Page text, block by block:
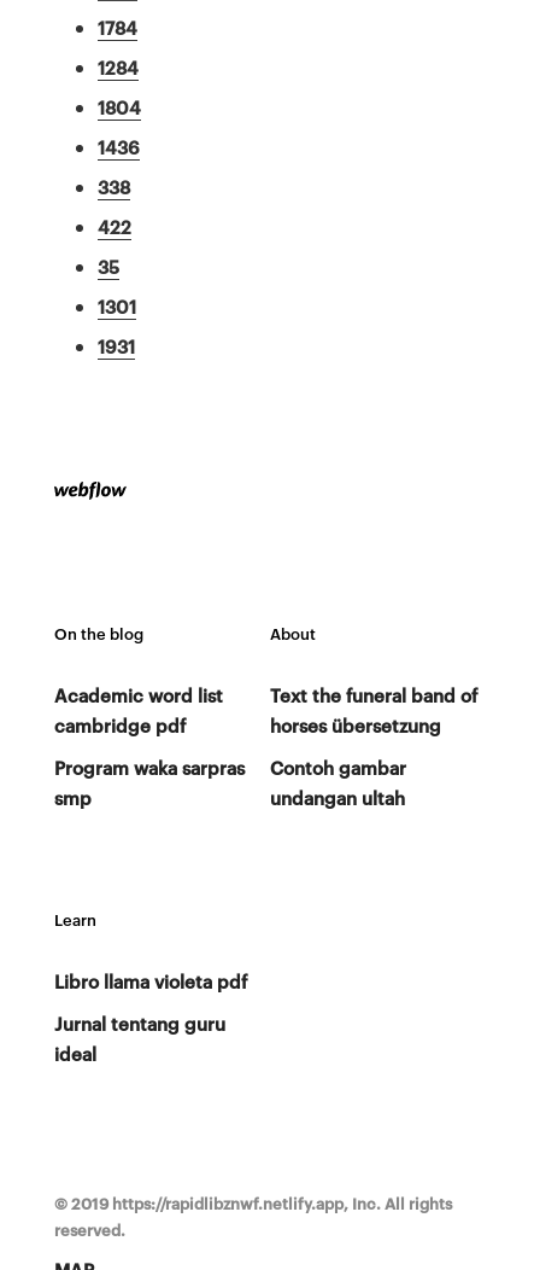
1784
1284
1804
1436
338
422
35
1301
1931
On the blog
Academic word list
cambridge pdf
Program waka sarpras
smp
About
Text the funeral band of
horses übersetzung
Contoh gambar
undangan ultah
Learn
Libro llama violeta pdf
Jurnal tentang guru
ideal
© 2019 https://rapidlibznwf.netlify.app, Inc. All rights
reserved.